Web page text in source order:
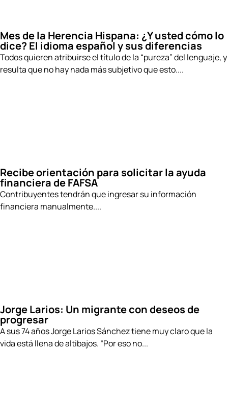
Mes de la Herencia Hispana: ¿Y usted cómo lo
dice? El idioma español y sus diferencias
Todos quieren atribuirse el título de la “pureza” del lenguaje, y
resulta que no hay nada más subjetivo que esto....
Recibe orientación para solicitar la ayuda
financiera de FAFSA
Contribuyentes tendrán que ingresar su información
financiera manualmente....
Jorge Larios: Un migrante con deseos de
progresar
A sus 74 años Jorge Larios Sánchez tiene muy claro que la
vida está llena de altibajos. “Por eso no...
Suscríbete a nuestro
Newsletter!
Información semanal sobre los temas
que más te interesan.